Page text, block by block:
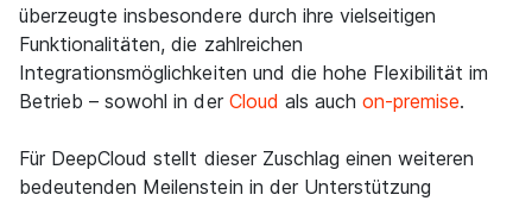
überzeugte insbesondere durch ihre vielseitigen
Funktionalitäten, die zahlreichen
Integrationsmöglichkeiten und die hohe Flexibilität im
Betrieb – sowohl in der Cloud als auch on-premise.
Für DeepCloud stellt dieser Zuschlag einen weiteren
bedeutenden Meilenstein in der Unterstützung